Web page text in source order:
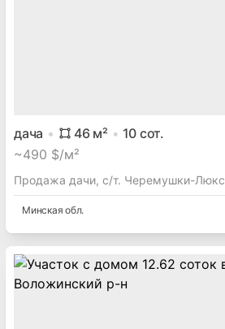
дача 46м² 10 сот.
~490 $/м²
Продажа дачи, с/т. Черемушки-Люкс
Минская обл.